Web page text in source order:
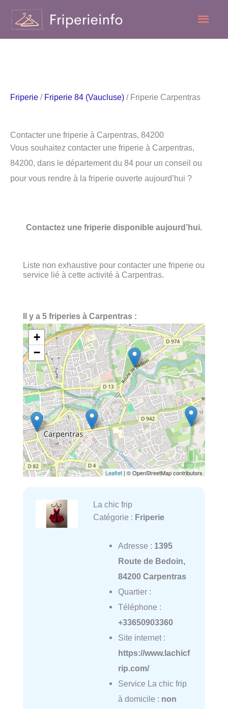
contenu
Friperie / Friperie 84 (Vaucluse) / Friperie Carpentras
Contacter une friperie à Carpentras, 84200
Vous souhaitez contacter une friperie à Carpentras,
84200, dans le département du 84 pour un conseil ou
pour vous rendre à la friperie ouverte aujourd’hui ?
Contactez une friperie disponible aujourd’hui.
Liste non exhaustive pour contacter une friperie ou
service lié à cette activité à Carpentras.
Il y a 5 friperies à Carpentras :
+
−
Leaflet | © OpenStreetMap contributors
La chic frip
Catégorie : Friperie
Adresse : 1395
Route de Bedoin,
84200 Carpentras
Quartier :
Téléphone :
+33650903360
Site internet :
https://www.lachicf
rip.com/
Service La chic frip
à domicile : non